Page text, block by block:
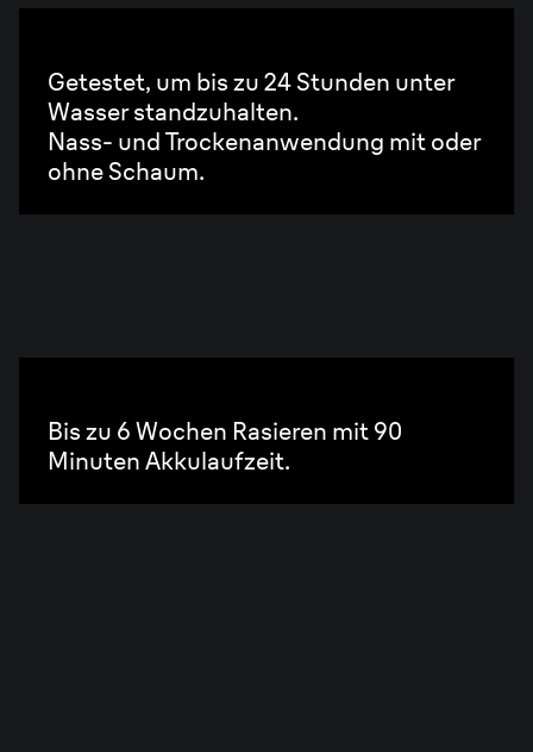
Getestet, um bis zu 24 Stunden unter
Wasser standzuhalten.
Nass- und Trockenanwendung mit oder
ohne Schaum.
Bis zu 6 Wochen Rasieren mit 90
Minuten Akkulaufzeit.